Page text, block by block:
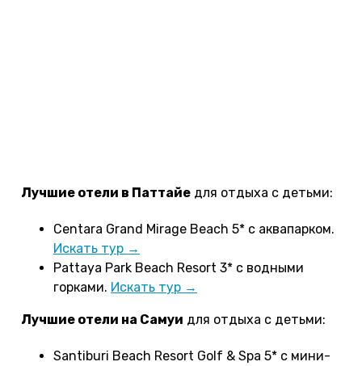
Лучшие отели в Паттайе для отдыха с детьми:
Centara Grand Mirage Beach 5* с аквапарком.
Искать тур →
Pattaya Park Beach Resort 3* с водными
горками. Искать тур →
Лучшие отели на Самуи для отдыха с детьми:
Santiburi Beach Resort Golf & Spa 5* с мини-